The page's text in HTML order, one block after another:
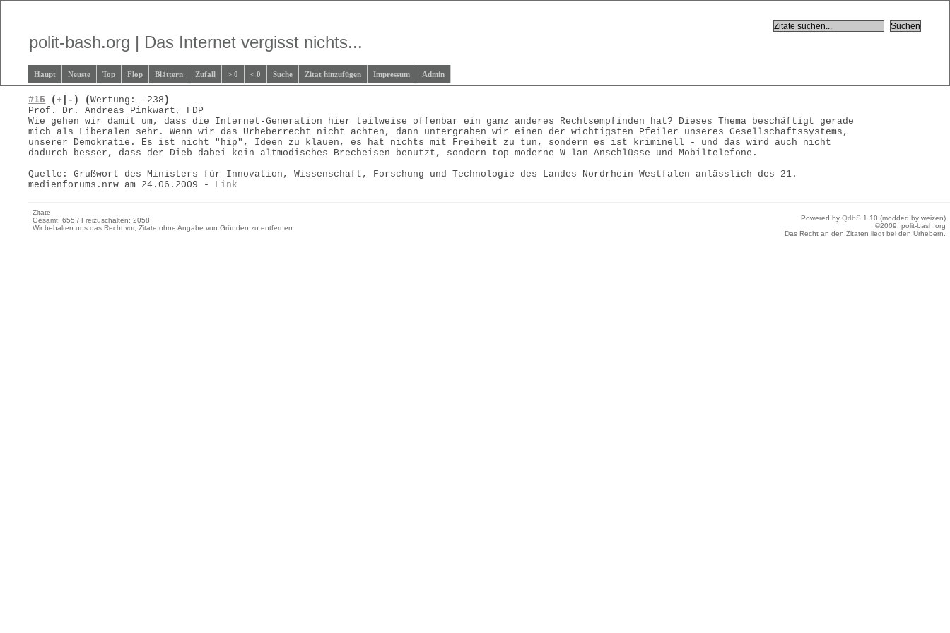
polit-bash.org | Das Internet vergisst nichts...
Haupt Neuste Top Flop Blättern Zufall > 0 < 0 Suche Zitat hinzufügen Impressum Admin
#15 (+ - ) (Wertung: -238 )
Prof. Dr. Andreas Pinkwart, FDP
Wie gehen wir damit um, dass die Internet-Generation hier teilweise offenbar ein ganz anderes Rechtsempfinden hat? Dieses Thema beschäftigt gerade
mich als Liberalen sehr. Wenn wir das Urheberrecht nicht achten, dann untergraben wir einen der wichtigsten Pfeiler unseres Gesellschaftssystems,
unserer Demokratie. Es ist nicht "hip", Ideen zu klauen, es hat nichts mit Freiheit zu tun, sondern es ist kriminell - und das wird auch nicht
dadurch besser, dass der Dieb dabei kein altmodisches Brecheisen benutzt, sondern top-moderne W-lan-Anschlüsse und Mobiltelefone.
Quelle: Grußwort des Ministers für Innovation, Wissenschaft, Forschung und Technologie des Landes Nordrhein-Westfalen anlässlich des 21.
medienforums.nrw am 24.06.2009 - Link
Zitate
Gesamt: 655/ Freizuschalten: 2058
Wir behalten uns das Recht vor, Zitate ohne Angabe von Gründen zu entfernen.
Powered by QdbS 1.10 (modded by weizen)
©2009, polit-bash.org
Das Recht an den Zitaten liegt bei den Urhebern.